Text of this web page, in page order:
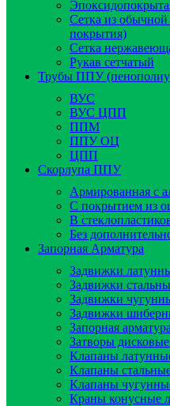
Сетка из обычной
покрытия)
Сетка
Рукав сетчатый
Трубы ППУ
ВУС
ВУС ЦПП
ППМ
ППУ ОЦ
ЦПП
Скорлупа ППУ
Армированная с
C покрытием из
В
Без
Запорная Арматура
Задвижки
Задвижки
Задвижки
Задвижки
Запорная
Затворы
Клапаны
Клапаны
Клапаны
Краны конусные